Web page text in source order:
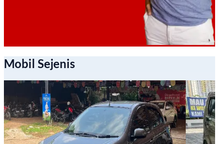
Mobil Sejenis